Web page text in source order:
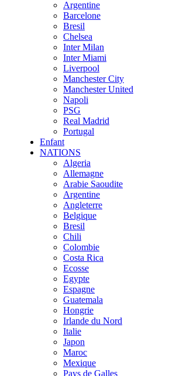
Argentine
Barcelone
Bresil
Chelsea
Inter Milan
Inter Miami
Liverpool
Manchester City
Manchester United
Napoli
PSG
Real Madrid
Portugal
Enfant
NATIONS
Algeria
Allemagne
Arabie Saoudite
Argentine
Angleterre
Belgique
Bresil
Chili
Colombie
Costa Rica
Ecosse
Egypte
Espagne
Guatemala
Hongrie
Irlande du Nord
Italie
Japon
Maroc
Mexique
Pays de Galles